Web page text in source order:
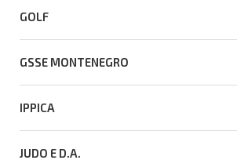
GOLF
GSSE MONTENEGRO
IPPICA
JUDO E D.A.